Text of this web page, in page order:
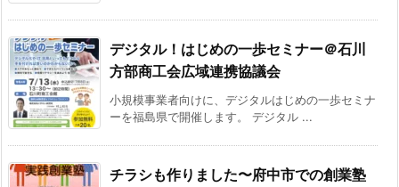
デジタル！はじめの一歩セミナー＠石川
方部商工会広域連携協議会
小規模事業者向けに、デジタルはじめの一歩セミナ
ーを福島県で開催します。 デジタル ...
チラシも作りました〜府中市での創業塾